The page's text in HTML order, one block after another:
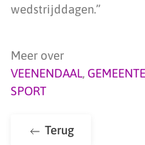
wedstrijddagen.”
Meer over
VEENENDAAL,
SPORT
Terug